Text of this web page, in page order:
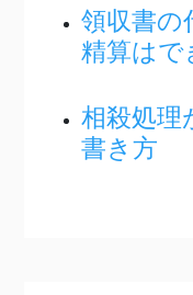
領収書の
精算はで
相殺処理
書き方